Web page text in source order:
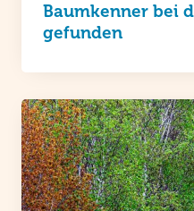
Baumkenner bei
gefunden